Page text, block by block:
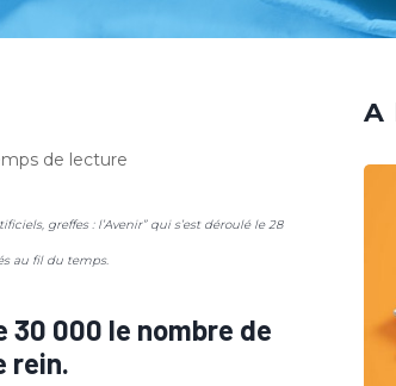
de lecture
greffes : l’Avenir” qui s’est déroulé le 28
au fil du temps.
30 000 le nombre de
rein.
A